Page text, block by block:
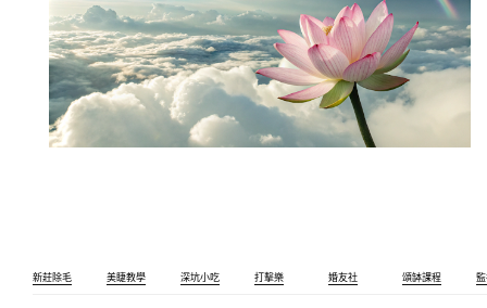
新莊除毛 美睫教學 深坑小吃 打擊樂 婚友社 頌缽課程